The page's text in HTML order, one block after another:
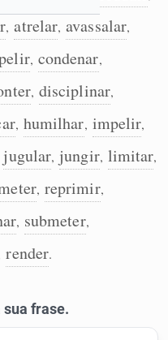
, atrelar, avassalar,
, condenar,
, disciplinar,
, humilhar, impelir,
jugular, jungir, limitar,
, reprimir,
, submeter,
render.